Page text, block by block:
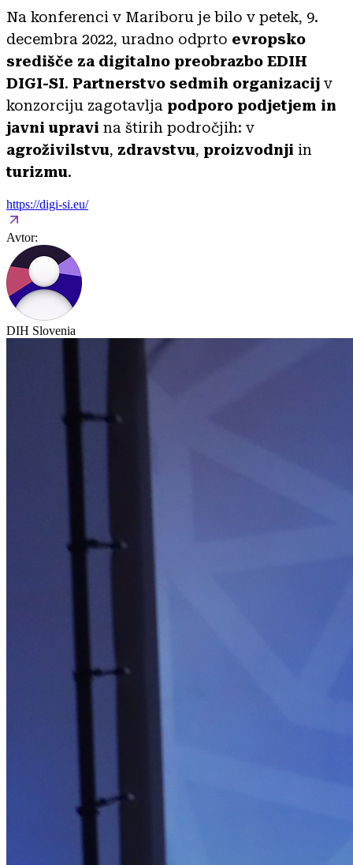
Na konferenci v Mariboru je bilo v petek, 9.
decembra 2022, uradno odprto evropsko
središče za digitalno preobrazbo EDIH
DIGI-SI. Partnerstvo sedmih organizacij v
konzorciju zagotavlja podporo podjetjem in
javni upravi na štirih področjih: v
agroživilstvu, zdravstvu, proizvodnji in
turizmu.
https://digi-si.eu/
Avtor:
DIH Slovenia